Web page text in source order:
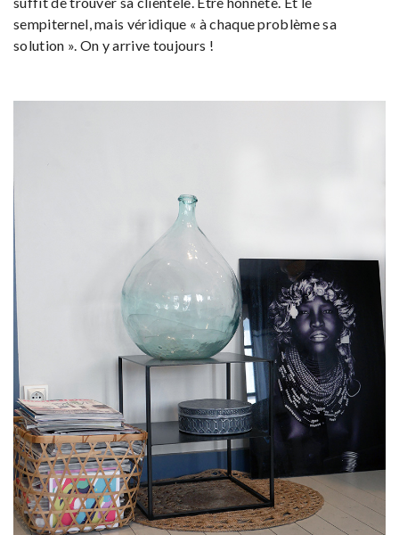
sempiternel, mais véridique « à chaque problème sa
solution ». On y arrive toujours !